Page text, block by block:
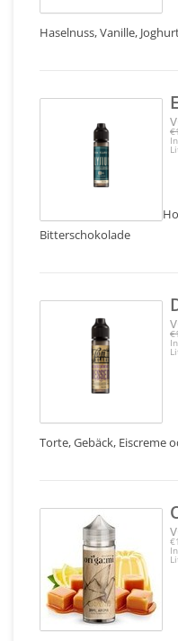
Haselnuss, Vanille,
Bitterschokolade
Torte, Gebäck, Eiscreme